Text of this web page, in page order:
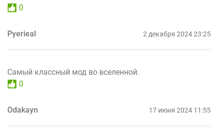
0
Pyerieal 2 декабря 2024 23:25
Самый классный мод во вселенной.
0
Odakayn 17 июня 2024 11:55